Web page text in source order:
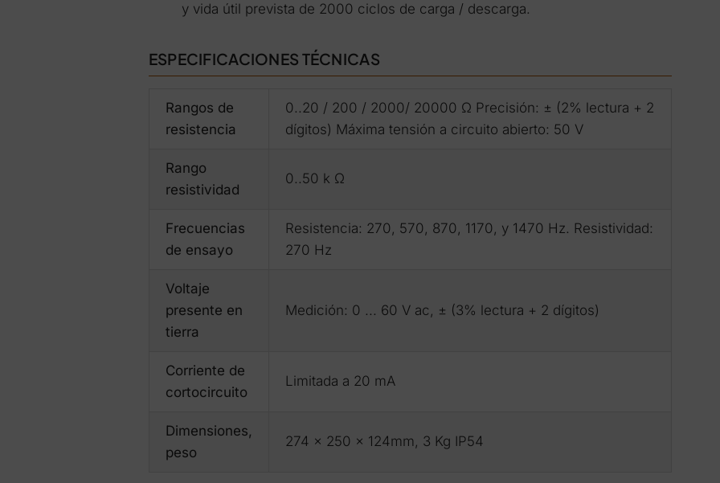
y vida útil prevista de 2000 ciclos de carga / descarga.
ESPECIFICACIONES TÉCNICAS
Rangos de
resistencia
0..20 / 200 / 2000/ 20000 Ω Precisión: ± (2% lectura + 2
dígitos) Máxima tensión a circuito abierto: 50 V
Rango
resistividad
0..50 k Ω
Frecuencias
de ensayo
Resistencia: 270, 570, 870, 1170, y 1470 Hz. Resistividad:
270 Hz
Voltaje
presente en
tierra
Medición: 0 ... 60 V ac, ± (3% lectura + 2 dígitos)
Corriente de
cortocircuito
Limitada a 20 mA
Dimensiones,
peso
274 x 250 x 124mm, 3 Kg IP54